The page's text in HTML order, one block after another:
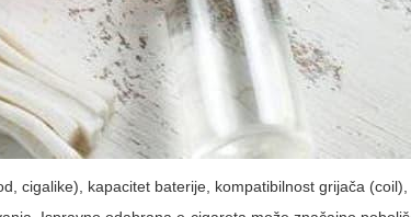
cigalike), kapacitet baterije, kompatibilnost grijača (coil),